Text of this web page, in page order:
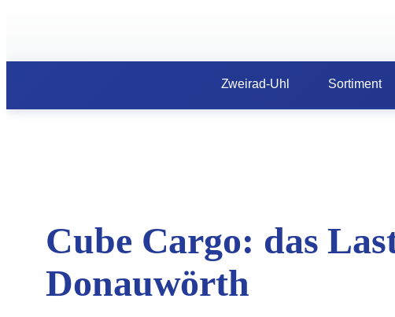
springen
Zweirad-Uhl Sortiment
Cube Cargo: das
Donauwörth